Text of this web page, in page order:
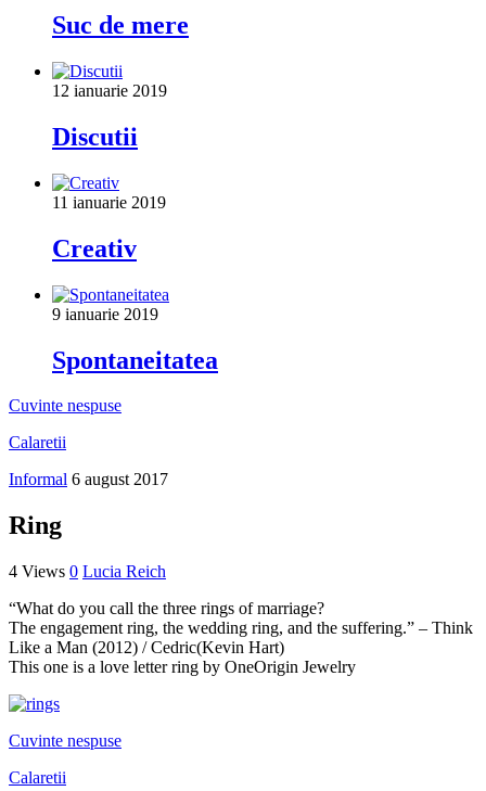
Suc de mere
12 ianuarie 2019
Discutii
11 ianuarie 2019
Creativ
9 ianuarie 2019
Spontaneitatea
Cuvinte nespuse
Calaretii
Informal 6 august 2017
Ring
4 Views 0 Lucia Reich
“What do you call the three rings of marriage?
The engagement ring, the wedding ring, and the suffering.” – Think
Like a Man (2012) / Cedric(Kevin Hart)
This one is a love letter ring by OneOrigin Jewelry
Cuvinte nespuse
Calaretii